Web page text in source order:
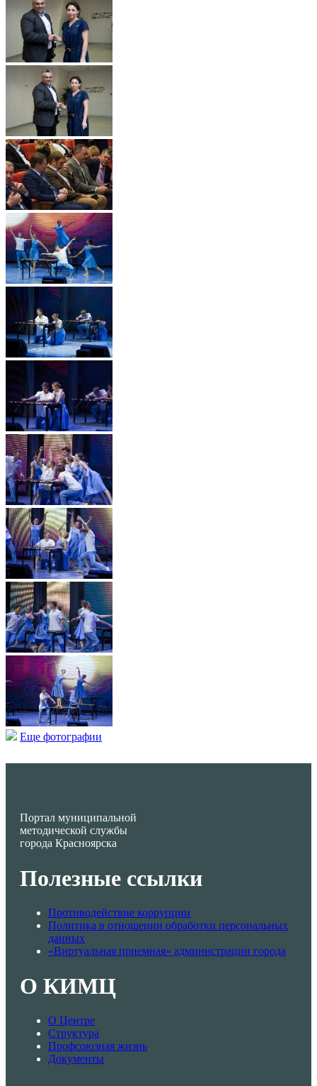
Еще фотографии
Портал муниципальной
методической службы
города Красноярска
Полезные ссылки
Противодействие коррупции
Политика в отношении обработки персональных
данных
«Виртуальная приемная» администрации города
О КИМЦ
О Центре
Структура
Профсоюзная жизнь
Документы